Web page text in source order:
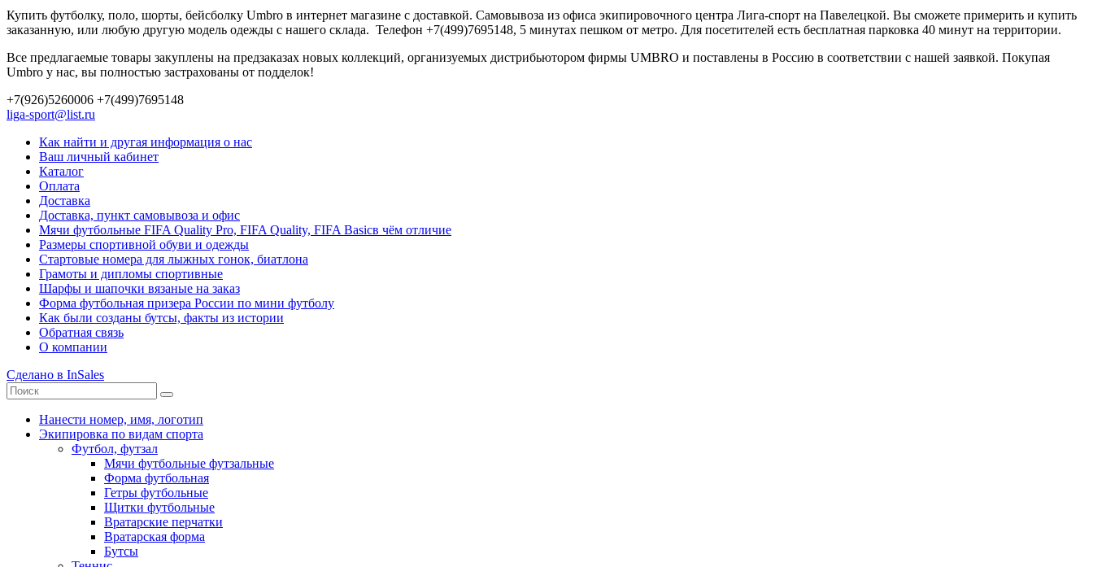
Купить футболку, поло, шорты, бейсболку Umbro в интернет магазине с доставкой. Самовывоза из офиса экипировочного центра Лига-спорт на Павелецкой. Вы сможете примерить и купить
заказанную, или любую другую модель одежды с нашего склада. Телефон +7(499)7695148, 5 минутах пешком от метро. Для посетителей есть бесплатная парковка 40 минут на территории.
Все предлагаемые товары закуплены на предзаказах новых коллекций, организуемых дистрибьютором фирмы UMBRO и поставлены в Россию в соответствии с нашей заявкой. Покупая
Umbro у нас, вы полностью застрахованы от подделок!
+7(926)5260006 +7(499)7695148
liga-sport@list.ru
Как найти и другая информация о нас
Ваш личный кабинет
Каталог
Оплата
Доставка
Доставка, пункт самовывоза и офис
Мячи футбольные FIFA Quality Pro, FIFA Quality, FIFA Basicв чём отличие
Размеры спортивной обуви и одежды
Стартовые номера для лыжных гонок, биатлона
Грамоты и дипломы спортивные
Шарфы и шапочки вязаные на заказ
Форма футбольная призера России по мини футболу
Как были созданы бутсы, факты из истории
Обратная связь
О компании
Сделано в InSales
Нанести номер, имя, логотип
Экипировка по видам спорта
Футбол, футзал
Мячи футбольные футзальные
Форма футбольная
Гетры футбольные
Щитки футбольные
Вратарские перчатки
Вратарская форма
Бутсы